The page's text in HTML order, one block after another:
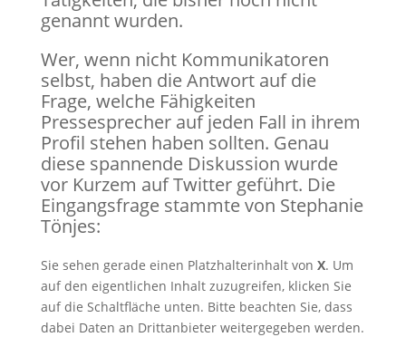
genannt wurden.
Wer, wenn nicht Kommunikatoren
selbst, haben die Antwort auf die
Frage, welche Fähigkeiten
Pressesprecher auf jeden Fall in ihrem
Profil stehen haben sollten. Genau
diese spannende Diskussion wurde
vor Kurzem auf Twitter geführt. Die
Eingangsfrage stammte von Stephanie
Tönjes:
Sie sehen gerade einen Platzhalterinhalt von X. Um
auf den eigentlichen Inhalt zuzugreifen, klicken Sie
auf die Schaltfläche unten. Bitte beachten Sie, dass
dabei Daten an Drittanbieter weitergegeben werden.